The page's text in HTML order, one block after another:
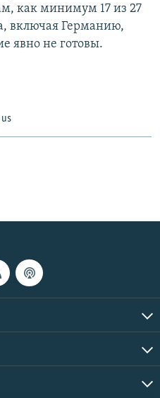
как минимум 17 из 27
включая Германию,
явно не готовы.